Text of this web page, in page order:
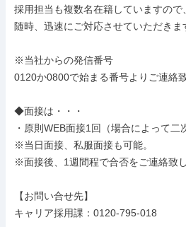
採用担当も複数名在籍していますので、
随時、迅速にご対応させていただきま
※当社からの発信番号
0120か0800で始まる番号よりご連絡致
◆面接は・・・
・原則WEB面接1回（場合によって二
※当日面接、私服面接も可能。
※面接後、1週間程で合否をご連絡致し
【お問い合せ先】
キャリア採用課：0120-795-018